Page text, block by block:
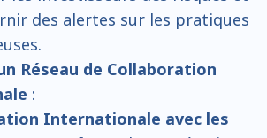
des alertes sur les pratiques
Réseau de Collaboration
:
Internationale avec les